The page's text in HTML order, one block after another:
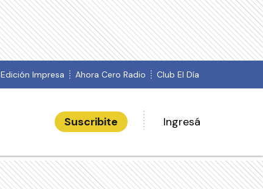
Edición Impresa Ahora Cero Radio Club El Día
Suscribite Ingresá